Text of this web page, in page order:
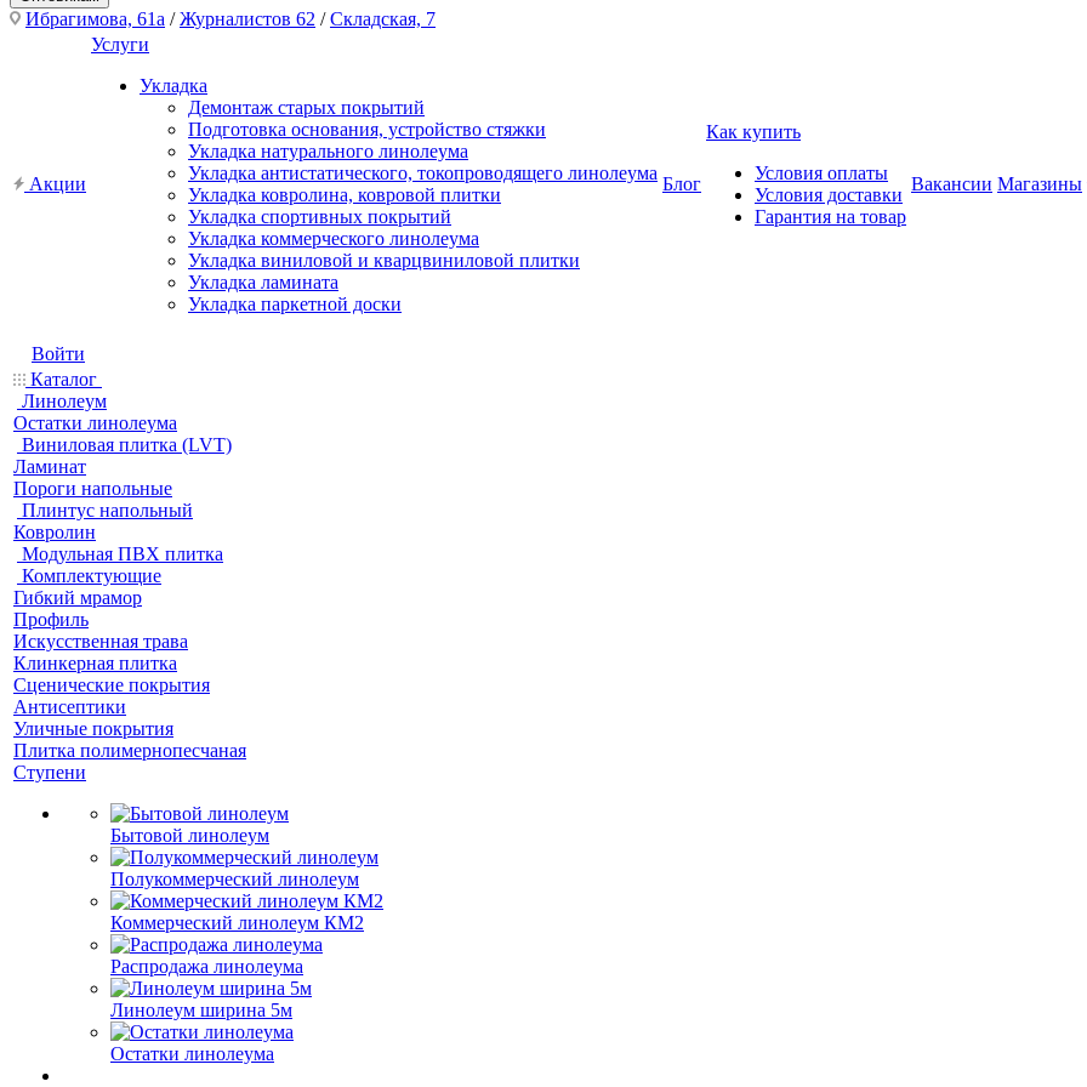
Ибрагимова, 61а /Журналистов 62 /Складская, 7
Акции
Услуги
Укладка
Демонтаж старых покрытий
Подготовка основания, устройство стяжки
Укладка натурального линолеума
Укладка антистатического, токопроводящего линолеума
Укладка ковролина, ковровой плитки
Укладка спортивных покрытий
Укладка коммерческого линолеума
Укладка виниловой и кварцвиниловой плитки
Укладка ламината
Укладка паркетной доски
Блог
Как купить
Условия оплаты
Условия доставки
Гарантия на товар
Вакансии Магазины
Войти
Каталог
Линолеум
Остатки линолеума
Виниловая плитка (LVT)
Ламинат
Пороги напольные
Плинтус напольный
Ковролин
Модульная ПВХ плитка
Комплектующие
Гибкий мрамор
Профиль
Искусственная трава
Клинкерная плитка
Сценические покрытия
Антисептики
Уличные покрытия
Плитка полимернопесчаная
Ступени
Бытовой линолеум
Полукоммерческий линолеум
Коммерческий линолеум КМ2
Распродажа линолеума
Линолеум ширина 5м
Остатки линолеума